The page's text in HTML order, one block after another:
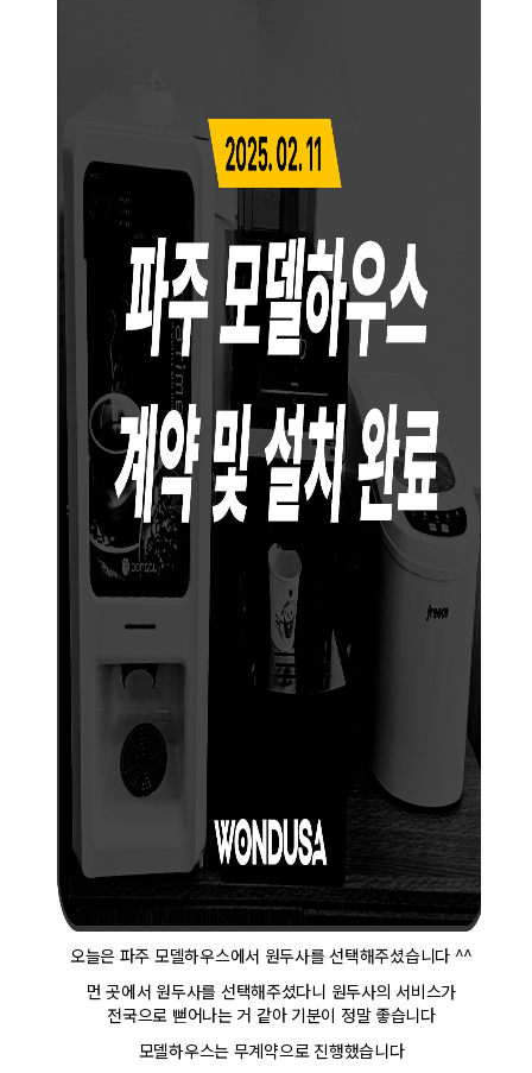
오늘은 파주 모델하우스에서 원두사를 선택해주셨습니다 ^^
먼 곳에서 원두사를 선택해주셨다니 원두사의 서비스가
전국으로 뻗어나는 거 같아 기분이 정말 좋습니다
모델하우스는 무계약으로 진행했습니다